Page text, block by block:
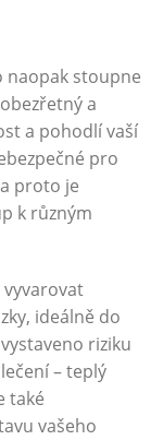
naopak stoupne
a
a pohodlí vaší
pro
proto je
k různým
ideálně do
riziku
– teplý
také
vašeho